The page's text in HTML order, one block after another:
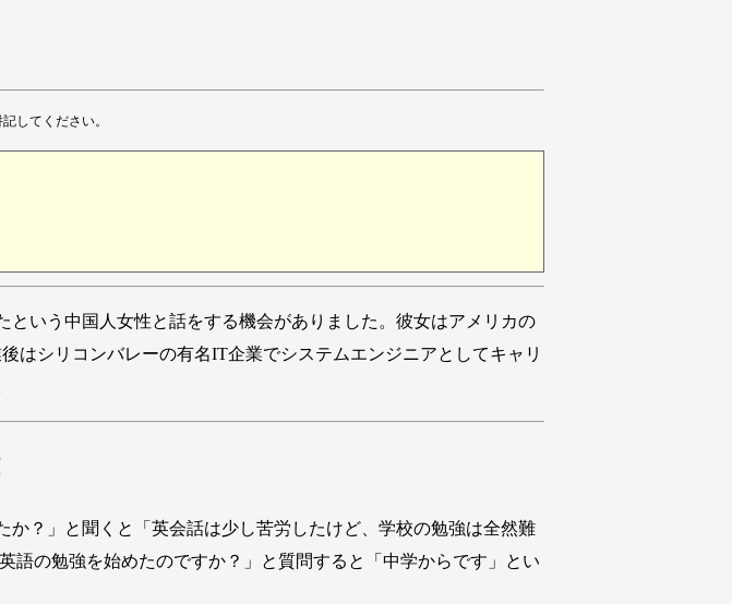
してください。
いう中国人女性と話をする機会がありました。彼女はアメリカの
はシリコンバレーの有名IT企業でシステムエンジニアとしてキャリ
？」と聞くと「英会話は少し苦労したけど、学校の勉強は全然難
語の勉強を始めたのですか？」と質問すると「中学からです」とい